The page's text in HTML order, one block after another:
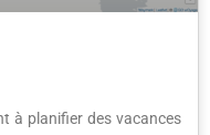
à planifier des vacances